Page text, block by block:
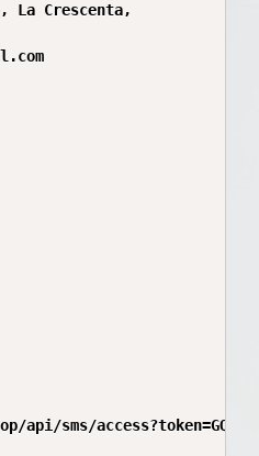
La Crescenta,
sms/